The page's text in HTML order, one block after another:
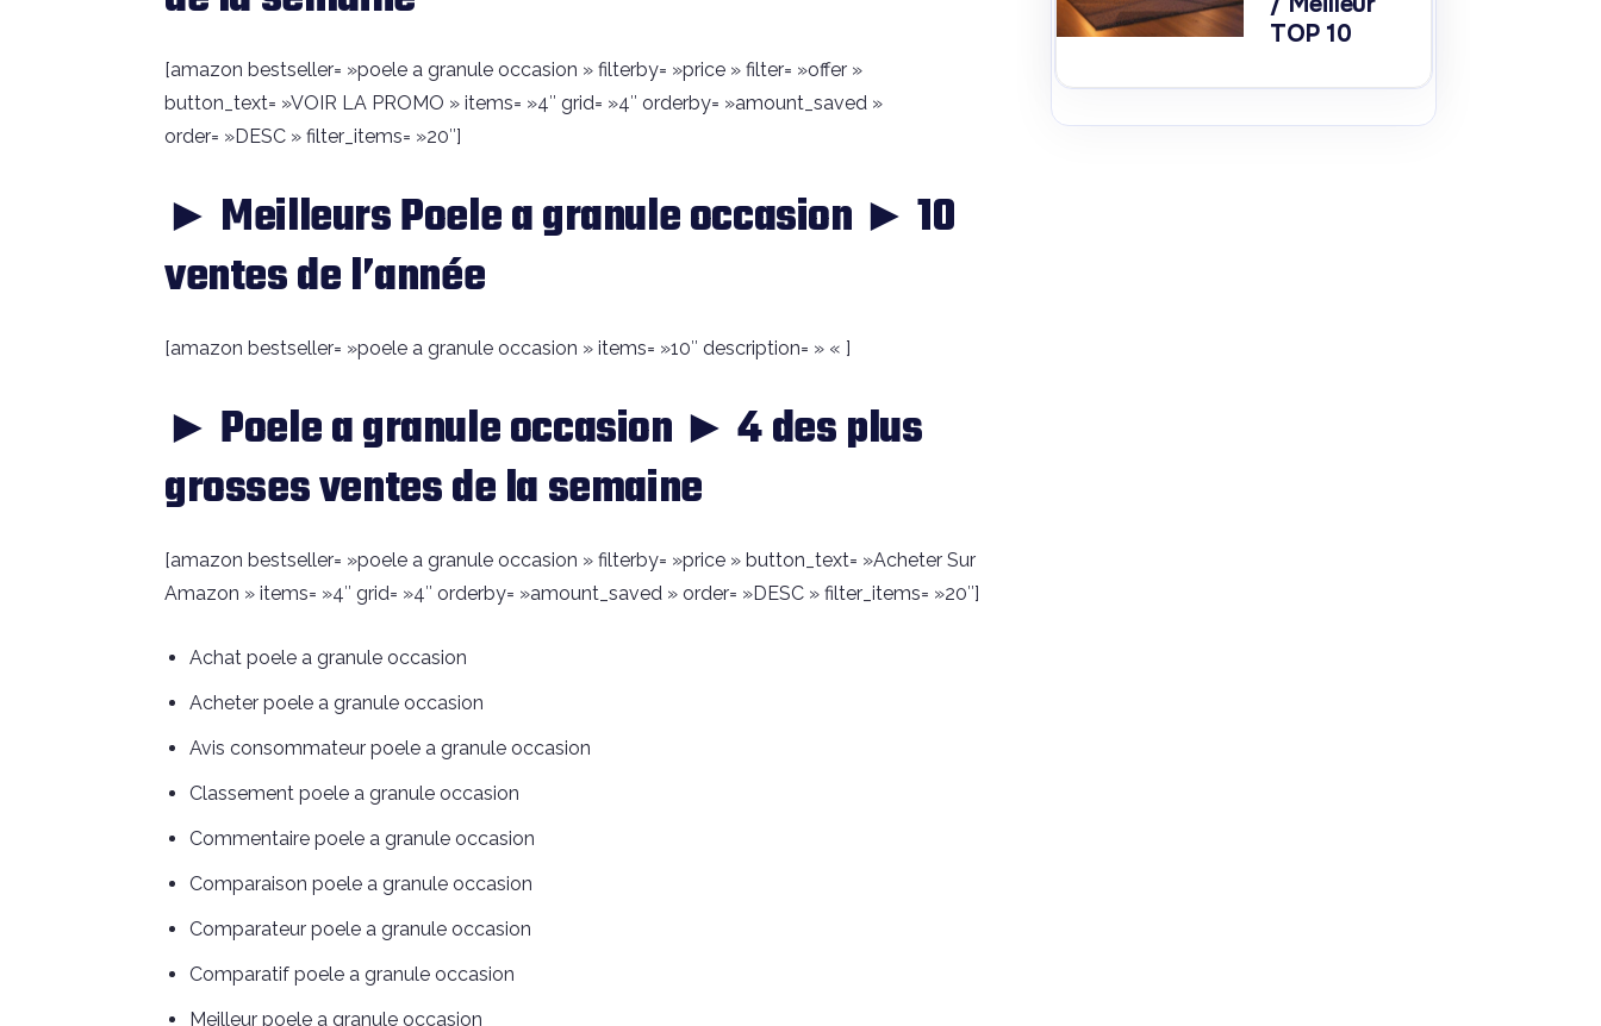
[amazon bestseller= »poele a granule occasion » filterby= »price » filter= »offer »
button_text= »VOIR LA PROMO » items= »4″ grid= »4″ orderby= »amount_saved »
order= »DESC » filter_items= »20″]
► Meilleurs Poele a granule occasion ► 10
ventes de l’année
[amazon bestseller= »poele a granule occasion » items= »10″ description= » « ]
► Poele a granule occasion ► 4 des plus
grosses ventes de la semaine
[amazon bestseller= »poele a granule occasion » filterby= »price » button_text= »Acheter Sur
Amazon » items= »4″ grid= »4″ orderby= »amount_saved » order= »DESC » filter_items= »20″]
Achat poele a granule occasion
Acheter poele a granule occasion
Avis consommateur poele a granule occasion
Classement poele a granule occasion
Commentaire poele a granule occasion
Comparaison poele a granule occasion
Comparateur poele a granule occasion
Comparatif poele a granule occasion
Meilleur poele a granule occasion
TOP 10